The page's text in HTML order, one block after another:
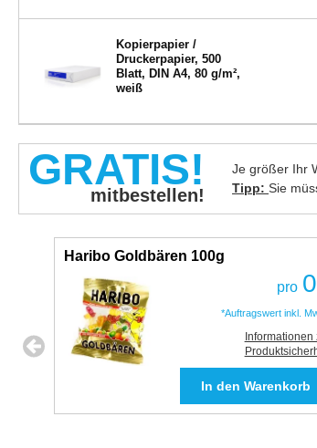
Kopierpapier /
Druckerpapier, 500
Blatt, DIN A4, 80 g/m²,
weiß
GRATIS!
mitbestellen!
Je größer Ihr
Tipp: Sie
Haribo Goldbären 100g
pro 0
*Auftragswert inkl.
Informationen